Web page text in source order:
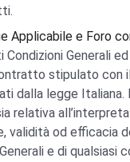
Applicabile e Foro
Condizioni Generali
stipulato con
dalla legge Italiana.
relativa
validità od efficacia
e di qualsiasi